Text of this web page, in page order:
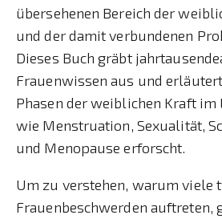
übersehenen Bereich der
und der damit verbundenen
Dieses Buch gräbt
Frauenwissen aus und
Phasen der weiblichen Kraft im
wie Menstruation, Sexualität,
und Menopause erforscht.
Um zu verstehen, warum viele
Frauenbeschwerden auftreten,